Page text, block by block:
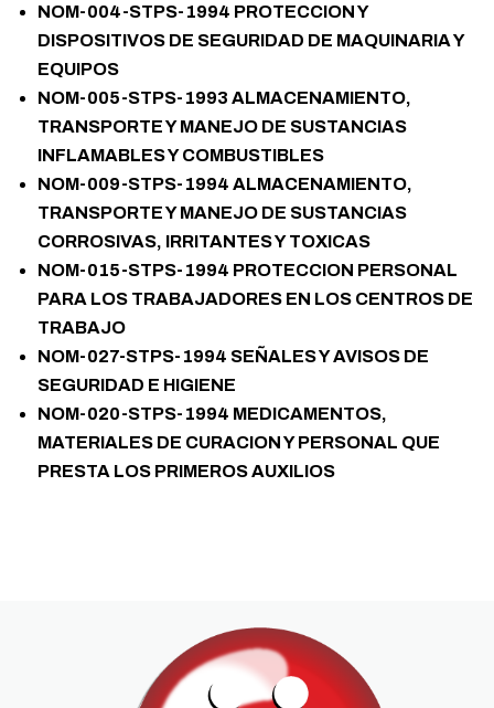
NOM-004-STPS-1994 PROTECCION Y
DISPOSITIVOS DE SEGURIDAD DE MAQUINARIA Y
EQUIPOS
NOM-005-STPS-1993 ALMACENAMIENTO,
TRANSPORTE Y MANEJO DE SUSTANCIAS
INFLAMABLES Y COMBUSTIBLES
NOM-009-STPS-1994 ALMACENAMIENTO,
TRANSPORTE Y MANEJO DE SUSTANCIAS
CORROSIVAS, IRRITANTES Y TOXICAS
NOM-015-STPS-1994 PROTECCION PERSONAL
PARA LOS TRABAJADORES EN LOS CENTROS DE
TRABAJO
NOM-027-STPS-1994 SEÑALES Y AVISOS DE
SEGURIDAD E HIGIENE
NOM-020-STPS-1994 MEDICAMENTOS,
MATERIALES DE CURACION Y PERSONAL QUE
PRESTA LOS PRIMEROS AUXILIOS